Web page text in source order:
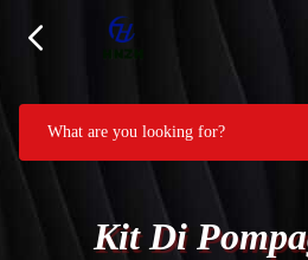
Kit Di